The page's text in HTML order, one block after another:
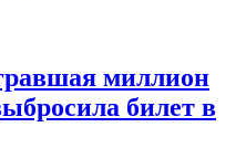
миллион
билет в